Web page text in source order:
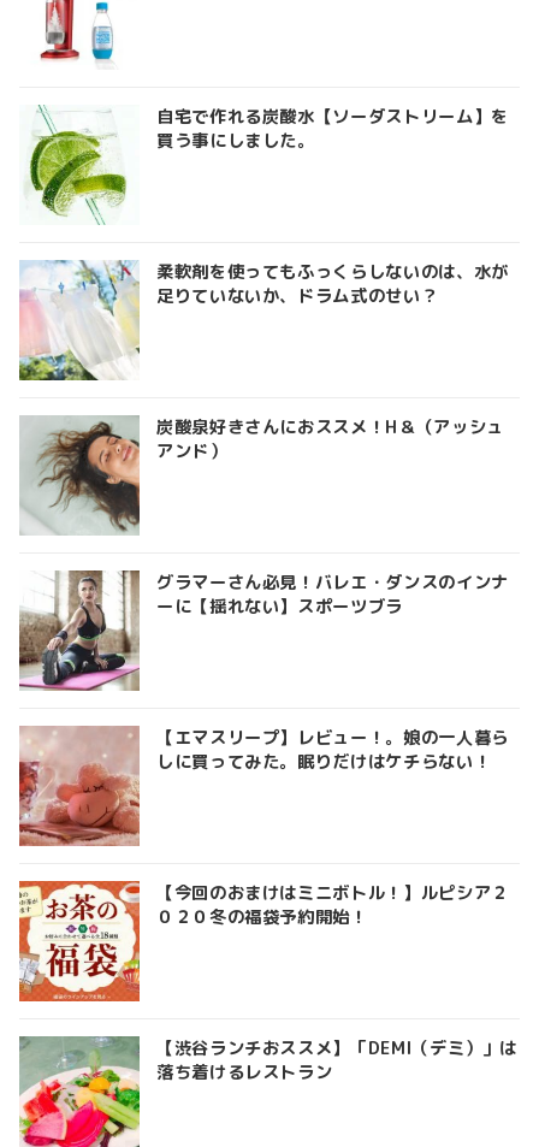
自宅で作れる炭酸水【ソーダストリーム】を
買う事にしました。
柔軟剤を使ってもふっくらしないのは、水が
足りていないか、ドラム式のせい？
炭酸泉好きさんにおススメ！H＆（アッシュ
アンド）
グラマーさん必見！バレエ・ダンスのインナ
ーに【揺れない】スポーツブラ
【エマスリープ】レビュー！。娘の一人暮ら
しに買ってみた。眠りだけはケチらない！
【今回のおまけはミニボトル！】ルピシア２
０２０冬の福袋予約開始！
【渋谷ランチおススメ】「DEMI（デミ）」は
落ち着けるレストラン